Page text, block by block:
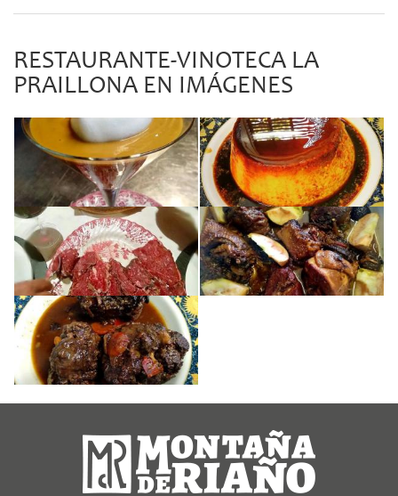
RESTAURANTE-VINOTECA LA
PRAILLONA EN IMÁGENES